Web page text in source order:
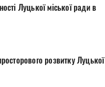
Луцької міської ради в
розвитку Луцької